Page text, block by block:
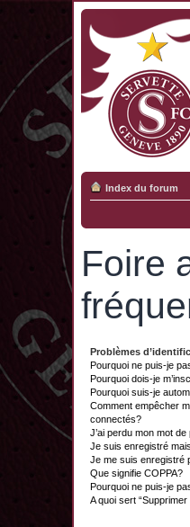
Index du forum
Foire
Problèmes
Pourquoi ne puis-je
Pourquoi dois-je
Pourquoi suis-je
Comment empêcher
connectés?
J’ai perdu mon mot de
Je suis enregistré
Je me suis enregistré
Que signifie COPPA?
Pourquoi ne puis-je
A quoi sert